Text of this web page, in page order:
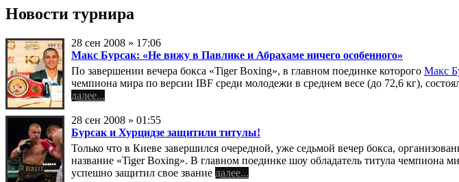
Новости турнира
28 cен 2008 » 17:06
Макс Бурсак: «Не вижу в Павлике и Абрахаме ничего особенного»
По завершении вечера бокса «Tiger Boxing», в главном поединке которого Макс
чемпиона мира по версии IBF среди молодежи в среднем весе (до 72,6 кг),
далее...
28 cен 2008 » 01:55
Бурсак и Хурцидзе защитили титулы!
Только что в Киеве завершился очередной, уже седьмой вечер бокса,
название «Tiger Boxing». В главном поединке шоу обладатель титула чемпиона
успешно защитил свое звание далее...